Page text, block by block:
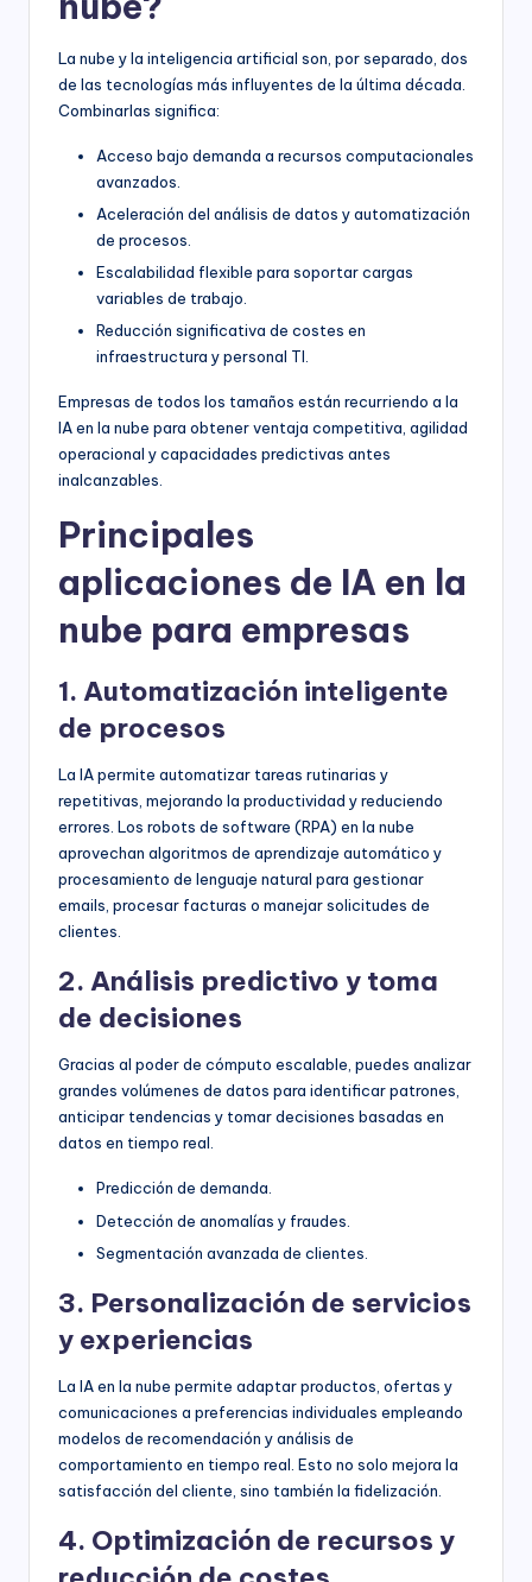
La nube y la inteligencia artificial son, por separado, dos
de las tecnologías más influyentes de la última década.
Combinarlas significa:
Acceso bajo demanda a recursos computacionales
avanzados.
Aceleración del análisis de datos y automatización
de procesos.
Escalabilidad flexible para soportar cargas
variables de trabajo.
Reducción significativa de costes en
infraestructura y personal TI.
Empresas de todos los tamaños están recurriendo a la
IA en la nube para obtener ventaja competitiva, agilidad
operacional y capacidades predictivas antes
inalcanzables.
Principales
aplicaciones de IA en la
nube para empresas
1. Automatización inteligente
de procesos
La IA permite automatizar tareas rutinarias y
repetitivas, mejorando la productividad y reduciendo
errores. Los robots de software (RPA) en la nube
aprovechan algoritmos de aprendizaje automático y
procesamiento de lenguaje natural para gestionar
emails, procesar facturas o manejar solicitudes de
clientes.
2. Análisis predictivo y toma
de decisiones
Gracias al poder de cómputo escalable, puedes analizar
grandes volúmenes de datos para identificar patrones,
anticipar tendencias y tomar decisiones basadas en
datos en tiempo real.
Predicción de demanda.
Detección de anomalías y fraudes.
Segmentación avanzada de clientes.
3. Personalización de servicios
y experiencias
La IA en la nube permite adaptar productos, ofertas y
comunicaciones a preferencias individuales empleando
modelos de recomendación y análisis de
comportamiento en tiempo real. Esto no solo mejora la
satisfacción del cliente, sino también la fidelización.
4. Optimización de recursos y